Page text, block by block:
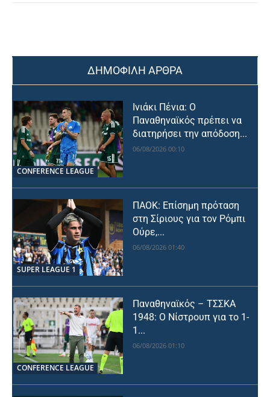
ΔΗΜΟΦΙΛΗ ΑΡΘΡΑ
CONFERENCE LEAGUE
Ινιάκι Πένια: Ο
Παναθηναϊκός πρέπει να
διατηρήσει την απόδοση...
06/08/2026 00:10
SUPER LEAGUE 1
ΠΑΟΚ: Επίσημη πρόταση
στη Σίριους για τον Ρόμπι
Ούρε,...
06/08/2026 01:40
CONFERENCE LEAGUE
Παναθηναϊκός – ΤΣΣΚΑ
1948: Ο Νίστρουπ για το 1-
1...
06/08/2026 01:10